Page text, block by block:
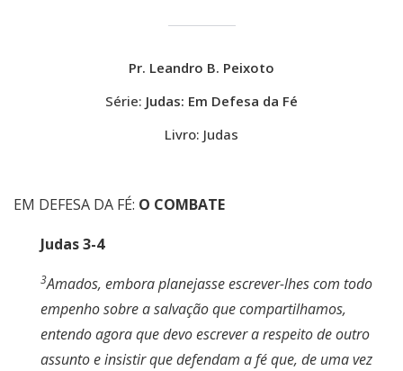
Pr. Leandro B. Peixoto
Série: Judas: Em Defesa da Fé
Livro: Judas
EM DEFESA DA FÉ: O COMBATE
Judas 3-4
3Amados, embora planejasse escrever-lhes com todo
empenho sobre a salvação que compartilhamos,
entendo agora que devo escrever a respeito de outro
assunto e insistir que defendam a fé que, de uma vez